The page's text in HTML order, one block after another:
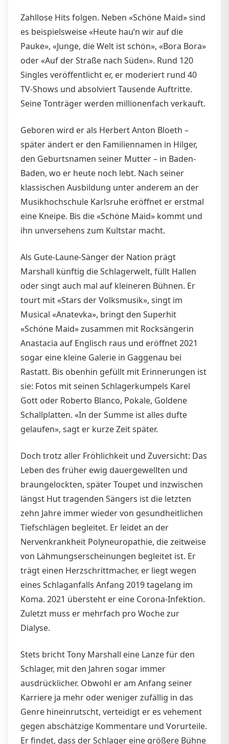
Zahllose Hits folgen. Neben «Schöne Maid» sind
es beispielsweise «Heute hau’n wir auf die
Pauke», «Junge, die Welt ist schön», «Bora Bora»
oder «Auf der Straße nach Süden». Rund 120
Singles veröffentlicht er, er moderiert rund 40
TV-Shows und absolviert Tausende Auftritte.
Seine Tonträger werden millionenfach verkauft.
Geboren wird er als Herbert Anton Bloeth –
später ändert er den Familiennamen in Hilger,
den Geburtsnamen seiner Mutter – in Baden-
Baden, wo er heute noch lebt. Nach seiner
klassischen Ausbildung unter anderem an der
Musikhochschule Karlsruhe eröffnet er erstmal
eine Kneipe. Bis die «Schöne Maid» kommt und
ihn unversehens zum Kultstar macht.
Als Gute-Laune-Sänger der Nation prägt
Marshall künftig die Schlagerwelt, füllt Hallen
oder singt auch mal auf kleineren Bühnen. Er
tourt mit «Stars der Volksmusik», singt im
Musical «Anatevka», bringt den Superhit
«Schöne Maid» zusammen mit Rocksängerin
Anastacia auf Englisch raus und eröffnet 2021
sogar eine kleine Galerie in Gaggenau bei
Rastatt. Bis obenhin gefüllt mit Erinnerungen ist
sie: Fotos mit seinen Schlagerkumpels Karel
Gott oder Roberto Blanco, Pokale, Goldene
Schallplatten. «In der Summe ist alles dufte
gelaufen», sagt er kurze Zeit später.
Doch trotz aller Fröhlichkeit und Zuversicht: Das
Leben des früher ewig dauergewellten und
braungelockten, später Toupet und inzwischen
längst Hut tragenden Sängers ist die letzten
zehn Jahre immer wieder von gesundheitlichen
Tiefschlägen begleitet. Er leidet an der
Nervenkrankheit Polyneuropathie, die zeitweise
von Lähmungserscheinungen begleitet ist. Er
trägt einen Herzschrittmacher, er liegt wegen
eines Schlaganfalls Anfang 2019 tagelang im
Koma. 2021 übersteht er eine Corona-Infektion.
Zuletzt muss er mehrfach pro Woche zur
Dialyse.
Stets bricht Tony Marshall eine Lanze für den
Schlager, mit den Jahren sogar immer
ausdrücklicher. Obwohl er am Anfang seiner
Karriere ja mehr oder weniger zufällig in das
Genre hineinrutscht, verteidigt er es vehement
gegen abschätzige Kommentare und Vorurteile.
Er findet, dass der Schlager eine größere Bühne